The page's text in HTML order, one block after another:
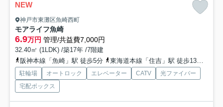
NEW
神戸市東灘区魚崎西町
モアライフ魚崎
6.9万円 管理/共益費7,000円
32.40㎡ (1LDK) /築17年 /7階建
阪神本線「魚崎」駅 徒歩5分
東海道本線「住吉」駅 徒歩13分
駐輪場 オートロック エレベーター CATV
光ファイバー
宅配ボックス